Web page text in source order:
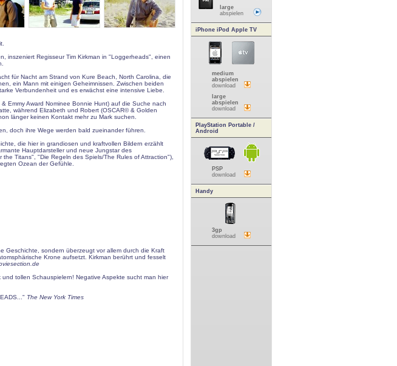
inszeniert Regisseur Tim Kirkman in "Loggerheads", einen
für Nacht am Strand von Kure Beach, North Carolina, die
ein Mann mit einigen Geheimnissen. Zwischen beiden
Verbundenheit und es erwächst eine intensive Liebe.
Emmy Award Nominee Bonnie Hunt) auf die Suche nach
während Elizabeth und Robert (OSCAR© & Golden
länger keinen Kontakt mehr zu Mark suchen.
doch ihre Wege werden bald zueinander führen.
die hier in grandiosen und kraftvollen Bildern erzählt
Hauptdarsteller und neue Jungstar des
Titans", "Die Regeln des Spiels/The Rules of Attraction"),
Ozean der Gefühle.
Geschichte, sondern überzeugt vor allem durch die Kraft
Krone aufsetzt. Kirkman berührt und fesselt
tollen Schauspielern! Negative Aspekte sucht man hier
The New York Times
large
abspielen
iPhone iPod Apple TV
medium
abspielen
download
large
abspielen
download
PlayStation Portable /
Android
PSP
download
Handy
3gp
download